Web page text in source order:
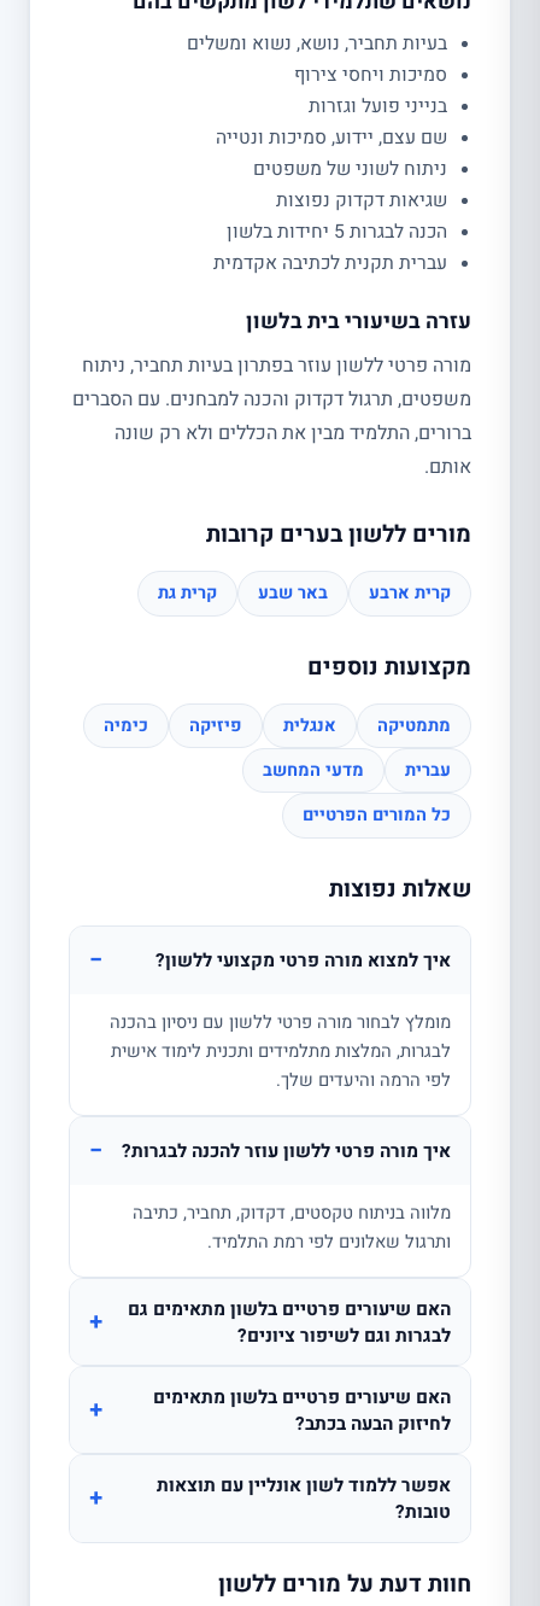
בעיות תחביר, נושא, נשוא ומשלים
סמיכות ויחסי צירוף
בנייני פועל וגזרות
שם עצם, יידוע, סמיכות ונטייה
ניתוח לשוני של משפטים
שגיאות דקדוק נפוצות
הכנה לבגרות 5 יחידות בלשון
עברית תקנית לכתיבה אקדמית
עזרה בשיעורי בית בלשון
מורה פרטי ללשון עוזר בפתרון בעיות תחביר, ניתוח
משפטים, תרגול דקדוק והכנה למבחנים. עם הסברים
ברורים, התלמיד מבין את הכללים ולא רק שונה
אותם.
מורים ללשון בערים קרובות
קרית ארבע באר שבע קרית גת
מקצועות נוספים
מתמטיקה אנגלית פיזיקה
כימיה
עברית
מדעי המחשב
כל המורים הפרטיים
שאלות נפוצות
איך למצוא מורה פרטי מקצועי ללשון? −
מומלץ לבחור מורה פרטי ללשון עם ניסיון בהכנה
לבגרות, המלצות מתלמידים ותכנית לימוד אישית
לפי הרמה והיעדים שלך.
איך מורה פרטי ללשון עוזר להכנה לבגרות? −
מלווה בניתוח טקסטים, דקדוק, תחביר, כתיבה
ותרגול שאלונים לפי רמת התלמיד.
האם שיעורים פרטיים בלשון מתאימים גם
לבגרות וגם לשיפור ציונים?
+
האם שיעורים פרטיים בלשון מתאימים
לחיזוק הבעה בכתב?
+
אפשר ללמוד לשון אונליין עם תוצאות
טובות?
+
חוות דעת על מורים ללשון